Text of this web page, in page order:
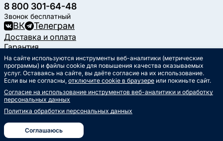
8 800 301-64-48
Звонок бесплатный
ВК Телеграм
Доставка и оплата
Гарантия
Контакты
Статьи
Музыкальный календарь
Документы
Публичная оферта
Политика обработки
Согласие на обработкуперсональных данных
На сайте используются инструменты веб-аналитики (метрические
программы) и файлы cookie для повышения качества оказываемых
услуг. Оставаясь на сайте, вы даёте согласие на их использование.
Если вы не согласны, отключите cookie в браузере или покиньте сайт.
Согласие на использование инструментов веб-аналитики и обработку
персональных данных
Политика обработки персональных данных
Соглашаюсь